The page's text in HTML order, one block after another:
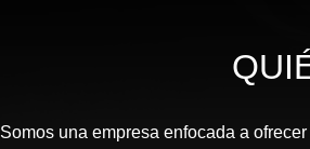
Somos una empresa enfocada a